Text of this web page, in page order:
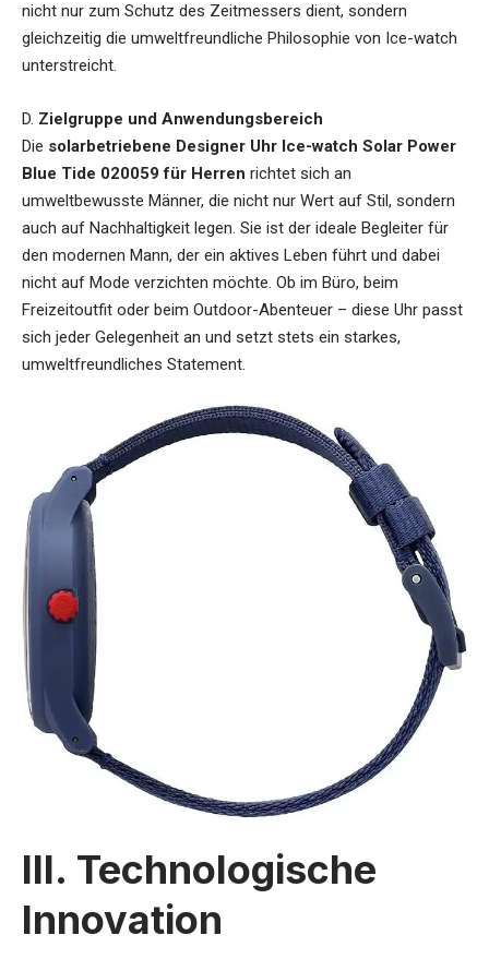
nicht nur zum Schutz des Zeitmessers dient, sondern
gleichzeitig die umweltfreundliche Philosophie von Ice-watch
unterstreicht.
D. Zielgruppe und Anwendungsbereich
Die solarbetriebene Designer Uhr Ice-watch Solar Power
Blue Tide 020059 für Herren richtet sich an
umweltbewusste Männer, die nicht nur Wert auf Stil, sondern
auch auf Nachhaltigkeit legen. Sie ist der ideale Begleiter für
den modernen Mann, der ein aktives Leben führt und dabei
nicht auf Mode verzichten möchte. Ob im Büro, beim
Freizeitoutfit oder beim Outdoor-Abenteuer – diese Uhr passt
sich jeder Gelegenheit an und setzt stets ein starkes,
umweltfreundliches Statement.
III. Technologische
Innovation